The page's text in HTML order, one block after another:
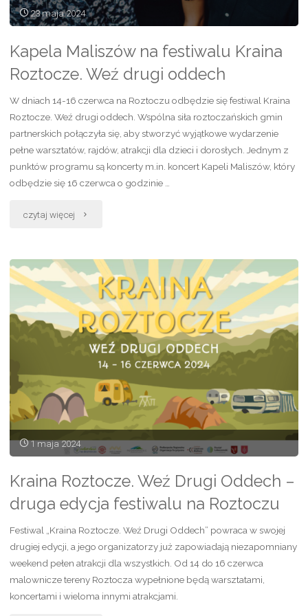
23 maja 2024
Kapela Maliszów na festiwalu Kraina
Roztocze. Weź drugi oddech
W dniach 14-16 czerwca na Roztoczu odbędzie się festiwal Kraina
Roztocze. Weź drugi oddech. Wspólna siła roztoczańskich gmin
partnerskich połączyła się, aby stworzyć wyjątkowe wydarzenie
pełne warsztatów, rajdów, atrakcji dla dzieci i dorosłych. Jednym z
punktów programu są koncerty m.in. koncert Kapeli Maliszów, który
odbędzie się 16 czerwca o godzinie …
czytaj więcej "Kapela
festiwalu
Kraina
Roztocze.
Weź
drugi
oddech"
1 maja 2024
Kraina Roztocze. Weź Drugi Oddech –
druga edycja festiwalu na Roztoczu
Festiwal „Kraina Roztocze. Weź Drugi Oddech” powraca w swojej
drugiej edycji, a jego organizatorzy już zapowiadają niezapomniany
weekend pełen atrakcji dla wszystkich. Od 14 do 16 czerwca
malownicze tereny Roztocza wypełnione będą warsztatami,
koncertami i wieloma innymi atrakcjami.